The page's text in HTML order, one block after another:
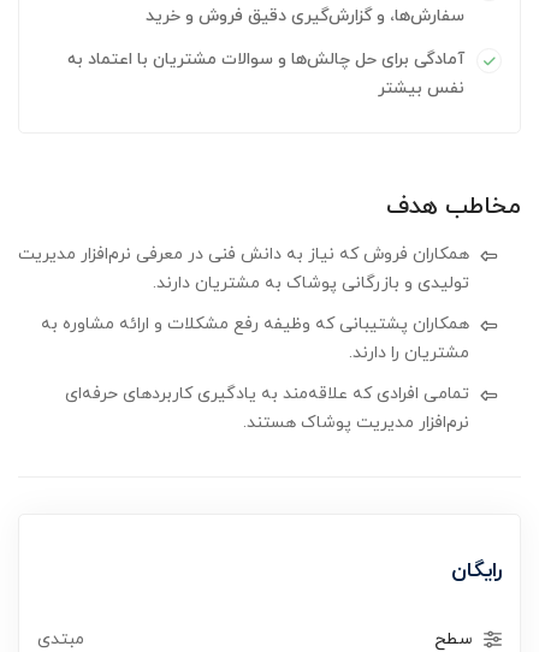
سفارش‌ها، و گزارش‌گیری دقیق فروش و خرید
آمادگی برای حل چالش‌ها و سوالات مشتریان با اعتماد به
نفس بیشتر
مخاطب هدف
همکاران فروش که نیاز به دانش فنی در معرفی نرم‌افزار مدیریت
تولیدی و بازرگانی پوشاک به مشتریان دارند.
همکاران پشتیبانی که وظیفه رفع مشکلات و ارائه مشاوره به
مشتریان را دارند.
تمامی افرادی که علاقه‌مند به یادگیری کاربردهای حرفه‌ای
نرم‌افزار مدیریت پوشاک هستند.
رایگان
سطح مبتدی